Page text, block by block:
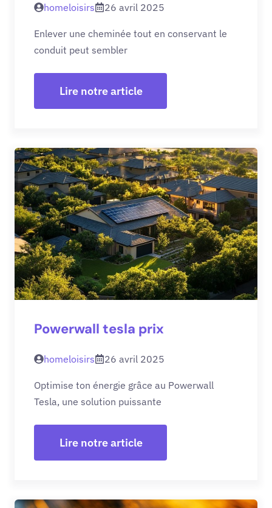
homeloisirs 26 avril 2025
Enlever une cheminée tout en conservant le
conduit peut sembler
Lire notre article
Powerwall tesla prix
homeloisirs 26 avril 2025
Optimise ton énergie grâce au Powerwall
Tesla, une solution puissante
Lire notre article